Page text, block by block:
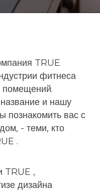
TRUE
фитнеса
помещений.
и нашу
познакомить вас с
- теми, кто
.
TRUE ,
дизайна